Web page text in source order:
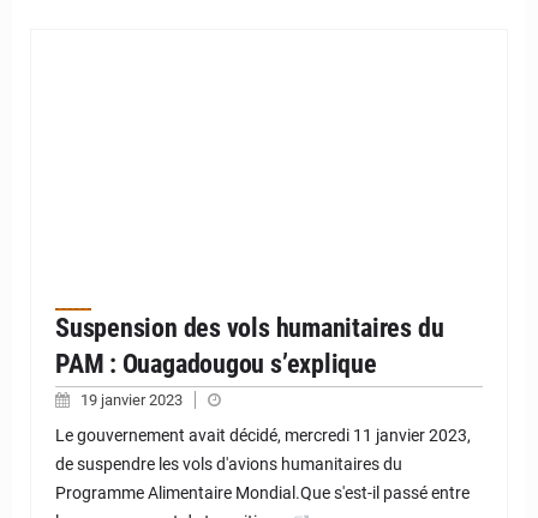
Suspension des vols humanitaires du
PAM : Ouagadougou s’explique
19 janvier 2023
Le gouvernement avait décidé, mercredi 11 janvier 2023,
de suspendre les vols d'avions humanitaires du
Programme Alimentaire Mondial.Que s'est-il passé entre